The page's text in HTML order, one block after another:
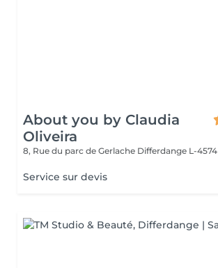
About you by Claudia
Oliveira
8, Rue du parc de Gerlache Differdange L-4574
Service sur devis